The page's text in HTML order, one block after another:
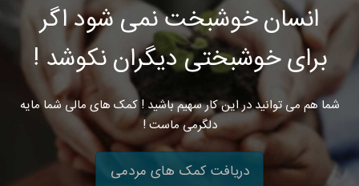
انسان خوشبخت نمی شود اگر
برای خوشبختی دیگران نکوشد !
شما هم می توانید در این کار سهیم باشید ! کمک های مالی شما مایه
دلگرمی ماست !
دریافت کمک های مردمی